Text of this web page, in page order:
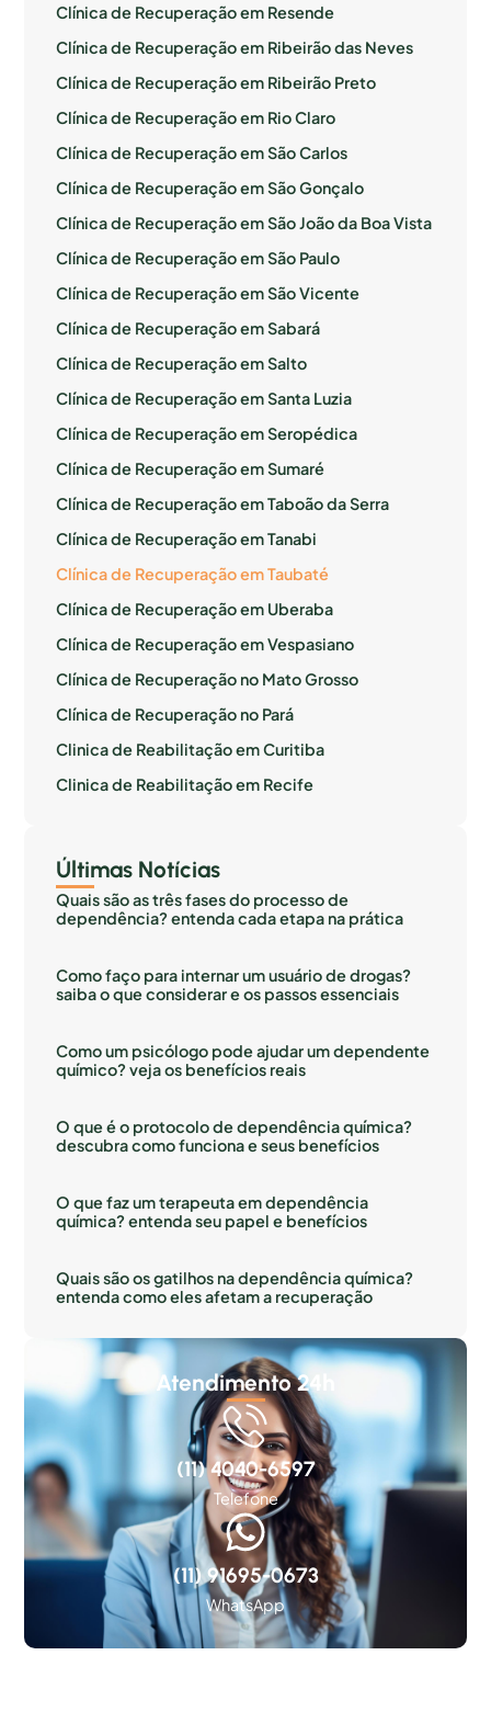
Clínica de Recuperação em Resende
Clínica de Recuperação em Ribeirão das Neves
Clínica de Recuperação em Ribeirão Preto
Clínica de Recuperação em Rio Claro
Clínica de Recuperação em São Carlos
Clínica de Recuperação em São Gonçalo
Clínica de Recuperação em São João da Boa Vista
Clínica de Recuperação em São Paulo
Clínica de Recuperação em São Vicente
Clínica de Recuperação em Sabará
Clínica de Recuperação em Salto
Clínica de Recuperação em Santa Luzia
Clínica de Recuperação em Seropédica
Clínica de Recuperação em Sumaré
Clínica de Recuperação em Taboão da Serra
Clínica de Recuperação em Tanabi
Clínica de Recuperação em Taubaté
Clínica de Recuperação em Uberaba
Clínica de Recuperação em Vespasiano
Clínica de Recuperação no Mato Grosso
Clínica de Recuperação no Pará
Clinica de Reabilitação em Curitiba
Clinica de Reabilitação em Recife
Últimas Notícias
Quais são as três fases do processo de
dependência? entenda cada etapa na prática
Como faço para internar um usuário de drogas?
saiba o que considerar e os passos essenciais
Como um psicólogo pode ajudar um dependente
químico? veja os benefícios reais
O que é o protocolo de dependência química?
descubra como funciona e seus benefícios
O que faz um terapeuta em dependência
química? entenda seu papel e benefícios
Quais são os gatilhos na dependência química?
entenda como eles afetam a recuperação
Atendimento 24h
(11) 4040-6597
Telefone
(11) 91695-0673
WhatsApp